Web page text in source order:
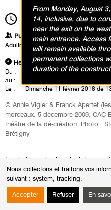
Nous collectons et traitons vos
suivant : system, tracking.
Accepter Refuser En
13h00 Durée4h00
Publics
Adultes
Heures
Du :
Vendredi 9 février 2018
au :
Le :
Dimanche 11 février 2018 de
© Annie Vigier & Franck Apertet
morceaux. 5 décembre 2009. CAC
théâtre de la dé-création. Photo :
Brétigny
La photographie In voluptate mors
représente Salvador Dali posant
personnes nues, devient matériau
d’Uterpan.
From Monday, August
14, inclusive, due to
near the exit on the
main entrance. Access
will remain available
permanent collections
duration of the